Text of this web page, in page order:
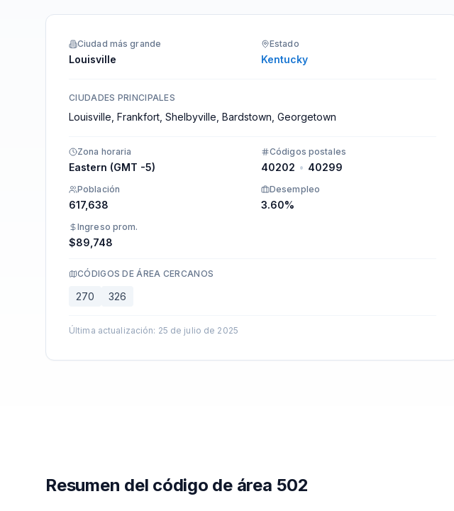
Ciudad más grande
Louisville
Estado
Kentucky
CIUDADES PRINCIPALES
Louisville, Frankfort, Shelbyville, Bardstown, Georgetown
Zona horaria
Eastern (GMT -5)
Códigos postales
40202 • 40299
Población
617,638
Desempleo
3.60%
Ingreso prom.
$89,748
CÓDIGOS DE ÁREA CERCANOS
270 326
Última actualización: 25 de julio de 2025
Resumen del código de área 502